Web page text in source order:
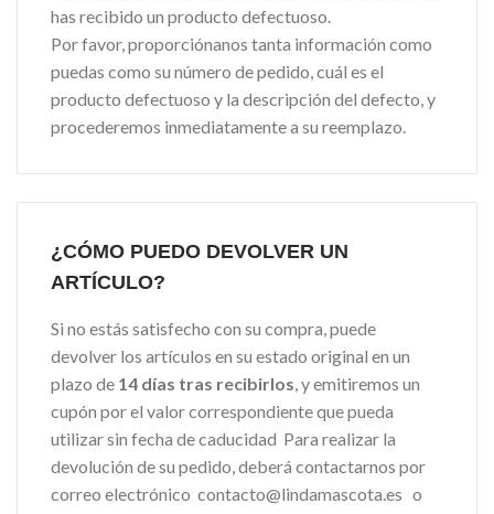
has recibido un producto defectuoso.
Por favor, proporciónanos tanta información como
puedas como su número de pedido, cuál es el
producto defectuoso y la descripción del defecto, y
procederemos inmediatamente a su reemplazo.
¿CÓMO PUEDO DEVOLVER UN
ARTÍCULO?
Si no estás satisfecho con su compra, puede
devolver los artículos en su estado original en un
plazo de 14 días tras recibirlos, y emitiremos un
cupón por el valor correspondiente que pueda
utilizar sin fecha de caducidad Para realizar la
devolución de su pedido, deberá contactarnos por
correo electrónico contacto@lindamascota.es o